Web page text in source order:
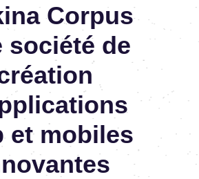
Corpus
société de
et mobiles